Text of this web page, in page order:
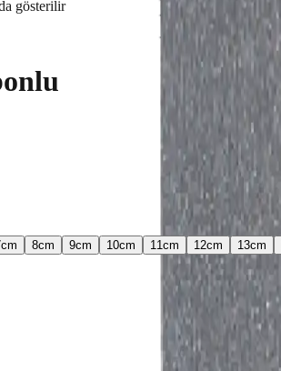
gösterilir
cm 8cm 9cm 10cm 11 cm 12cm 13cm